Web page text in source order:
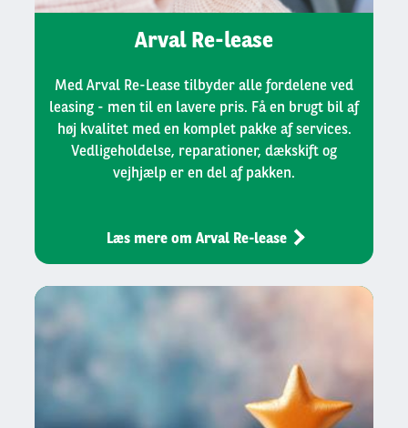
Arval Re-lease
Med Arval Re-Lease tilbyder alle fordelene ved
leasing - men til en lavere pris. Få en brugt bil af
høj kvalitet med en komplet pakke af services.
Vedligeholdelse, reparationer, dækskift og
vejhjælp er en del af pakken.
Læs mere om Arval Re-lease